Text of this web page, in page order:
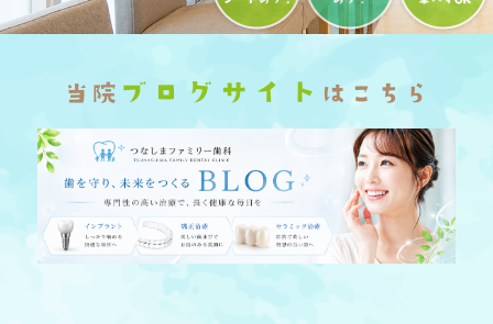
当院 ブログサイト はこちら